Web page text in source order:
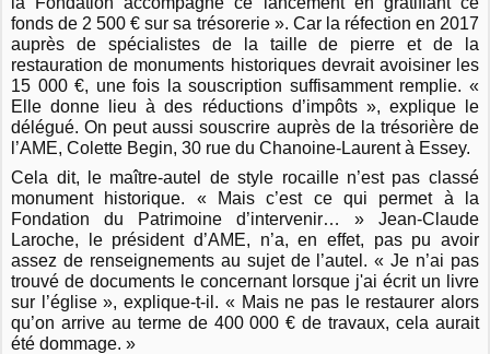
fonds de 2 500 € sur sa trésorerie ». Car la réfection en 2017
auprès de spécialistes de la taille de pierre et de la
restauration de monuments historiques devrait avoisiner les
15 000 €, une fois la souscription suffisamment remplie. «
Elle donne lieu à des réductions d’impôts », explique le
délégué. On peut aussi souscrire auprès de la trésorière de
l’AME, Colette Begin, 30 rue du Chanoine-Laurent à Essey.
Cela dit, le maître-autel de style rocaille n’est pas classé
monument historique. « Mais c’est ce qui permet à la
Fondation du Patrimoine d’intervenir… » Jean-Claude
Laroche, le président d’AME, n’a, en effet, pas pu avoir
assez de renseignements au sujet de l’autel. « Je n’ai pas
trouvé de documents le concernant lorsque j'ai écrit un livre
sur l’église », explique-t-il. « Mais ne pas le restaurer alors
qu’on arrive au terme de 400 000 € de travaux, cela aurait
été dommage. »